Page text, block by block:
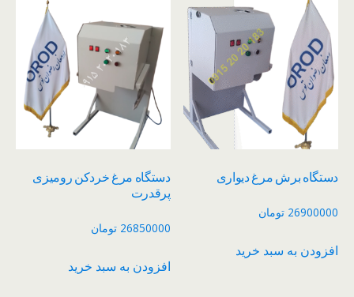
دستگاه برش مرغ دیواری
26900000 تومان
افزودن به سبد خرید
دستگاه مرغ خردکن رومیزی
پرقدرت
26850000 تومان
افزودن به سبد خرید